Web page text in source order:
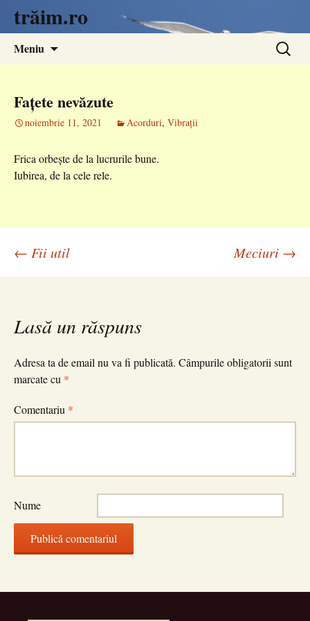
trăim.ro
Meniu
Caută
după:
Fațete nevăzute
noiembrie 11, 2021 Acorduri, Vibrații
Frica orbește de la lucrurile bune.
Iubirea, de la cele rele.
Navigare
articole
← Fii util Meciuri →
Lasă un răspuns
Adresa ta de email nu va fi publicată. Câmpurile obligatorii sunt
marcate cu *
Comentariu *
Nume